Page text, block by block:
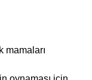
mamaları